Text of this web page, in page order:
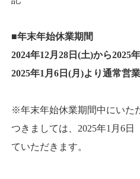
■年末年始休業期間
2024年12月28日(土)から2025
2025年1月6日(月)より通常営
※年末年始休業期間中にいた
つきましては、2025年1月6
ていただきます。